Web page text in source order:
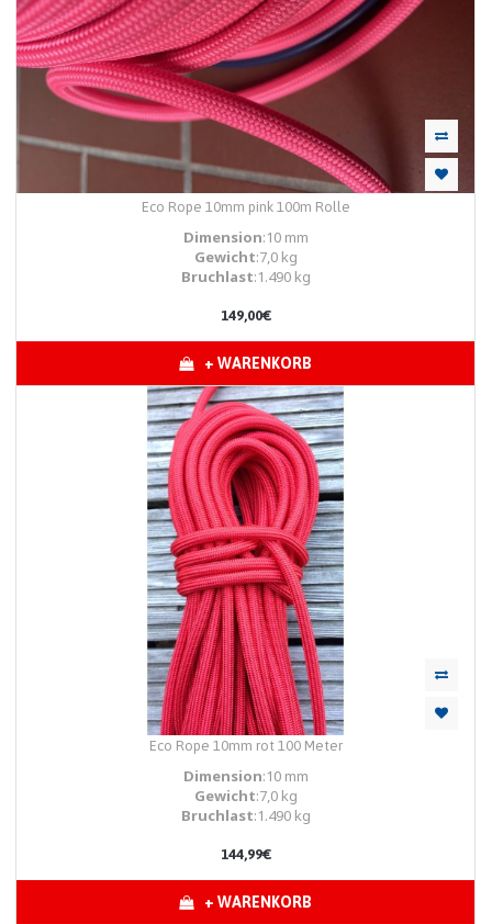
Eco Rope 10mm pink 100m Rolle
Dimension:10 mm
Gewicht:7,0 kg
Bruchlast:1.490 kg
149,00€
+ WARENKORB
Eco Rope 10mm rot 100 Meter
Dimension:10 mm
Gewicht:7,0 kg
Bruchlast:1.490 kg
144,99€
+ WARENKORB